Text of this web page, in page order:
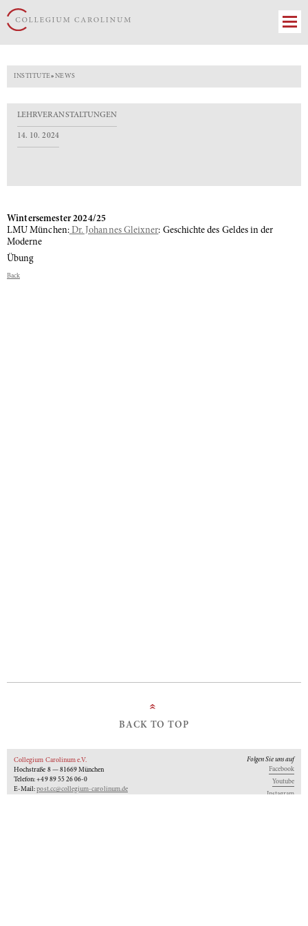
INSTITUTE» NEWS
LEHRVERANSTALTUNGEN
14. 10. 2024
Wintersemester 2024/25
LMU München: Dr. Johannes Gleixner: Geschichte des Geldes in der
Moderne
Übung
Back
»
BACK TO TOP
Collegium Carolinum e.V.
Hochstraße 8 — 81669 München
Telefon: +49 89 55 26 06-0
E-Mail:post.cc@collegium-carolinum.de
Folgen Sie uns auf
Facebook
Youtube
Instagram